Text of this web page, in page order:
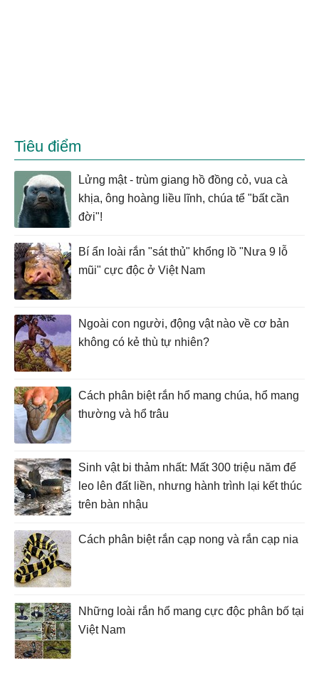
Tiêu điểm
Lửng mật - trùm giang hồ đồng cỏ, vua cà
khịa, ông hoàng liều lĩnh, chúa tể "bất cần
đời"!
Bí ẩn loài rắn "sát thủ" khổng lồ "Nưa 9 lỗ
mũi" cực độc ở Việt Nam
Ngoài con người, động vật nào về cơ bản
không có kẻ thù tự nhiên?
Cách phân biệt rắn hổ mang chúa, hổ mang
thường và hổ trâu
Sinh vật bi thảm nhất: Mất 300 triệu năm để
leo lên đất liền, nhưng hành trình lại kết thúc
trên bàn nhậu
Cách phân biệt rắn cạp nong và rắn cạp nia
Những loài rắn hổ mang cực độc phân bố tại
Việt Nam